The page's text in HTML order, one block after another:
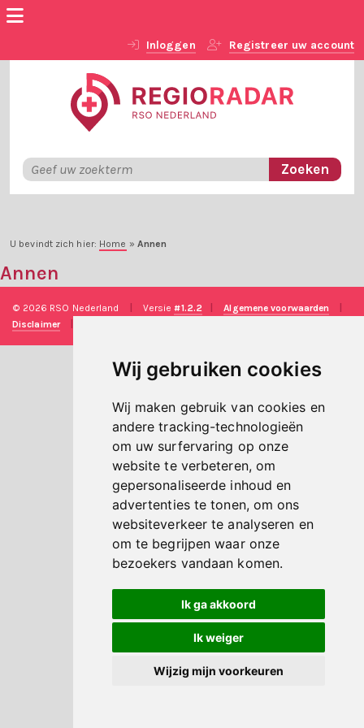
Wij gebruiken cookies
Wij maken gebruik van cookies en
andere tracking-technologieën
om uw surfervaring op onze
website te verbeteren, om
gepersonaliseerde inhoud en
advertenties te tonen, om ons
websiteverkeer te analyseren en
om te begrijpen waar onze
bezoekers vandaan komen.
Ik ga akkoord
Ik weiger
Wijzig mijn voorkeuren
Inloggen Registreer uw account
U bevindt zich hier: Home » Annen
Annen
© 2026 RSO Nederland Versie#1.2.2 Algemene voorwaarden
Disclaimer